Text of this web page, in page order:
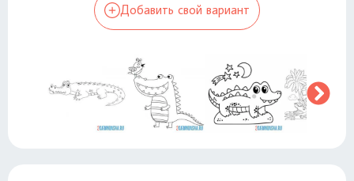
Добавить свой вариант